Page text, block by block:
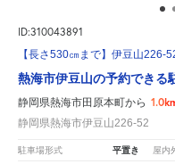
ID:310043891
【長さ530㎝まで】伊豆山226-
熱海市伊豆山の予約できる
静岡県熱海市田原本町から
静岡県熱海市伊豆山226-52
駐車場形式 平置き 屋内